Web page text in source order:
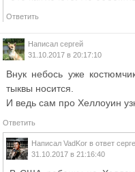
Ответить
Написал сергей
31.10.2017 в 20:17:10
Внук небось уже
тыквы носится.
И ведь сам про Хеллоуин
Ответить
Написал VadKor в ответ
31.10.2017 в 21:16:40